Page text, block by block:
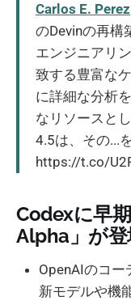
Carlos E. Perez
のDevinの再構
エンジニアリ
致する豊富な
に詳細な分析
なリソースと
4.5は、その...
https://t.co/
Codexに早
Alpha」が登
OpenAIのコー
新モデルや機